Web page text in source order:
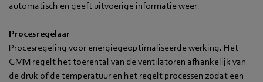
automatisch en geeft uitvoerige informatie weer.
Procesregelaar
Procesregeling voor energiegeoptimaliseerde werking. Het
GMM regelt het toerental van de ventilatoren afhankelijk van
de druk of de temperatuur en het regelt processen zodat een